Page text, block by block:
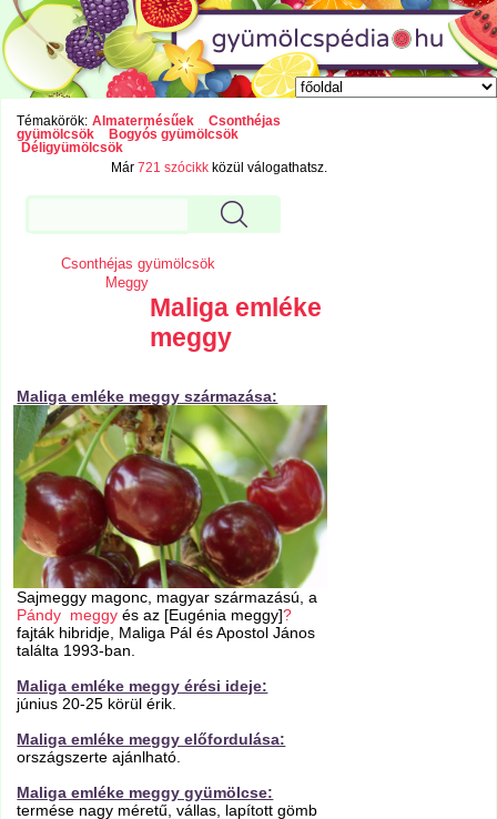
Témakörök: Almatermésűek
Csonthéjas
gyümölcsök
Bogyós gyümölcsök
Déligyümölcsök
Már721 szócikk közül válogathatsz.
Csonthéjas gyümölcsök
Meggy
Maliga emléke
meggy
Maliga emléke meggy származása:
Sajmeggy magonc, magyar származású, a
Pándy meggy és az [Eugénia meggy]?
fajták hibridje, Maliga Pál és Apostol János
találta 1993-ban.
Maliga emléke meggy érési ideje:
június 20-25 körül érik.
Maliga emléke meggy előfordulása:
országszerte ajánlható.
Maliga emléke meggy gyümölcse:
termése nagy méretű, vállas, lapított gömb